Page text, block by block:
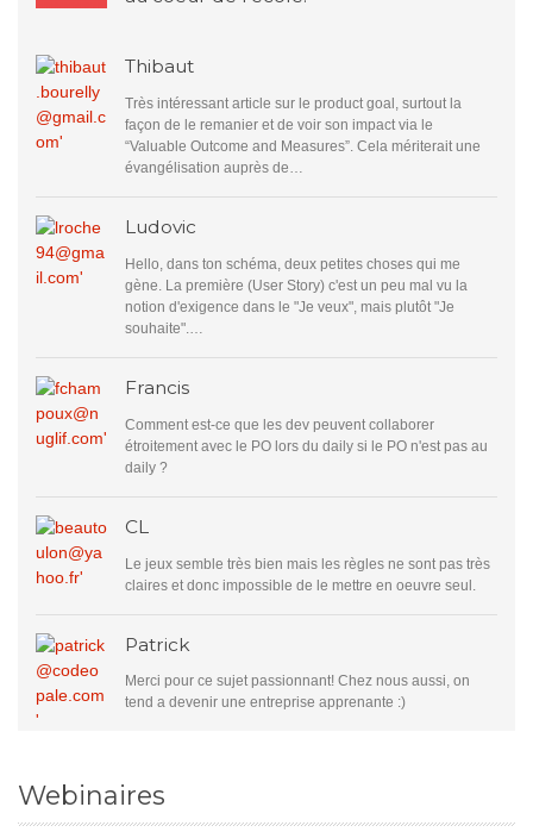
Thibaut
Très intéressant article sur le product goal, surtout la
façon de le remanier et de voir son impact via le
“Valuable Outcome and Measures”. Cela mériterait une
évangélisation auprès de…
Ludovic
Hello, dans ton schéma, deux petites choses qui me
gène. La première (User Story) c'est un peu mal vu la
notion d'exigence dans le "Je veux", mais plutôt "Je
souhaite".…
Francis
Comment est-ce que les dev peuvent collaborer
étroitement avec le PO lors du daily si le PO n'est pas au
daily ?
CL
Le jeux semble très bien mais les règles ne sont pas très
claires et donc impossible de le mettre en oeuvre seul.
Patrick
Merci pour ce sujet passionnant! Chez nous aussi, on
tend a devenir une entreprise apprenante :)
Webinaires